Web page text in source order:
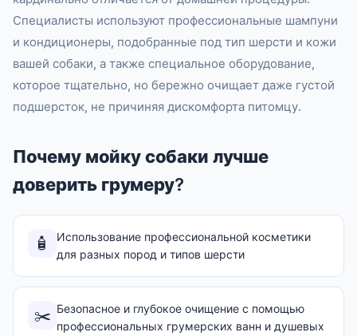
Специалисты используют профессиональные шампуни
и кондиционеры, подобранные под тип шерсти и кожи
вашей собаки, а также специальное оборудование,
которое тщательно, но бережно очищает даже густой
подшерсток, не причиняя дискомфорта питомцу.
Почему мойку собаки лучше
доверить грумеру?
🧴
Использование профессиональной косметики
для разных пород и типов шерсти
✂️ Безопасное и глубокое очищение с помощью
профессиональных грумерских ванн и душевых